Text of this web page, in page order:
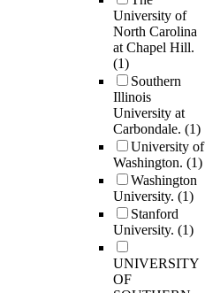
University of
North Carolina
at Chapel Hill.
(1)
Southern
Illinois
University at
Carbondale. (1)
University of
Washington. (1)
Washington
University. (1)
Stanford
University. (1)
UNIVERSITY
OF